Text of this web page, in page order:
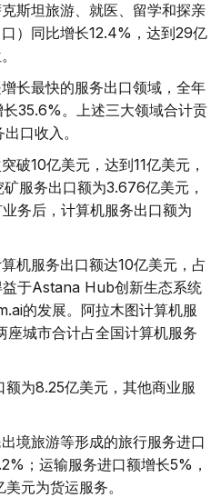
斯坦旅游、就医、留学和探亲
）同比增长12.4%，达到29亿
长最快的服务出口领域，全年
35.6%。上述三大领域合计贡
口收入。
破10亿美元，达到11亿美元，
服务出口额为3.676亿美元，
务后，计算机服务出口额为
机服务出口额达10亿美元，占
于Astana Hub创新生态系统
的发展。阿拉木图计算机服
城市合计占全国计算机服务
为8.25亿美元，其他商业服
境旅游等形成的旅行服务进口
；运输服务进口额增长5%，
元为货运服务。